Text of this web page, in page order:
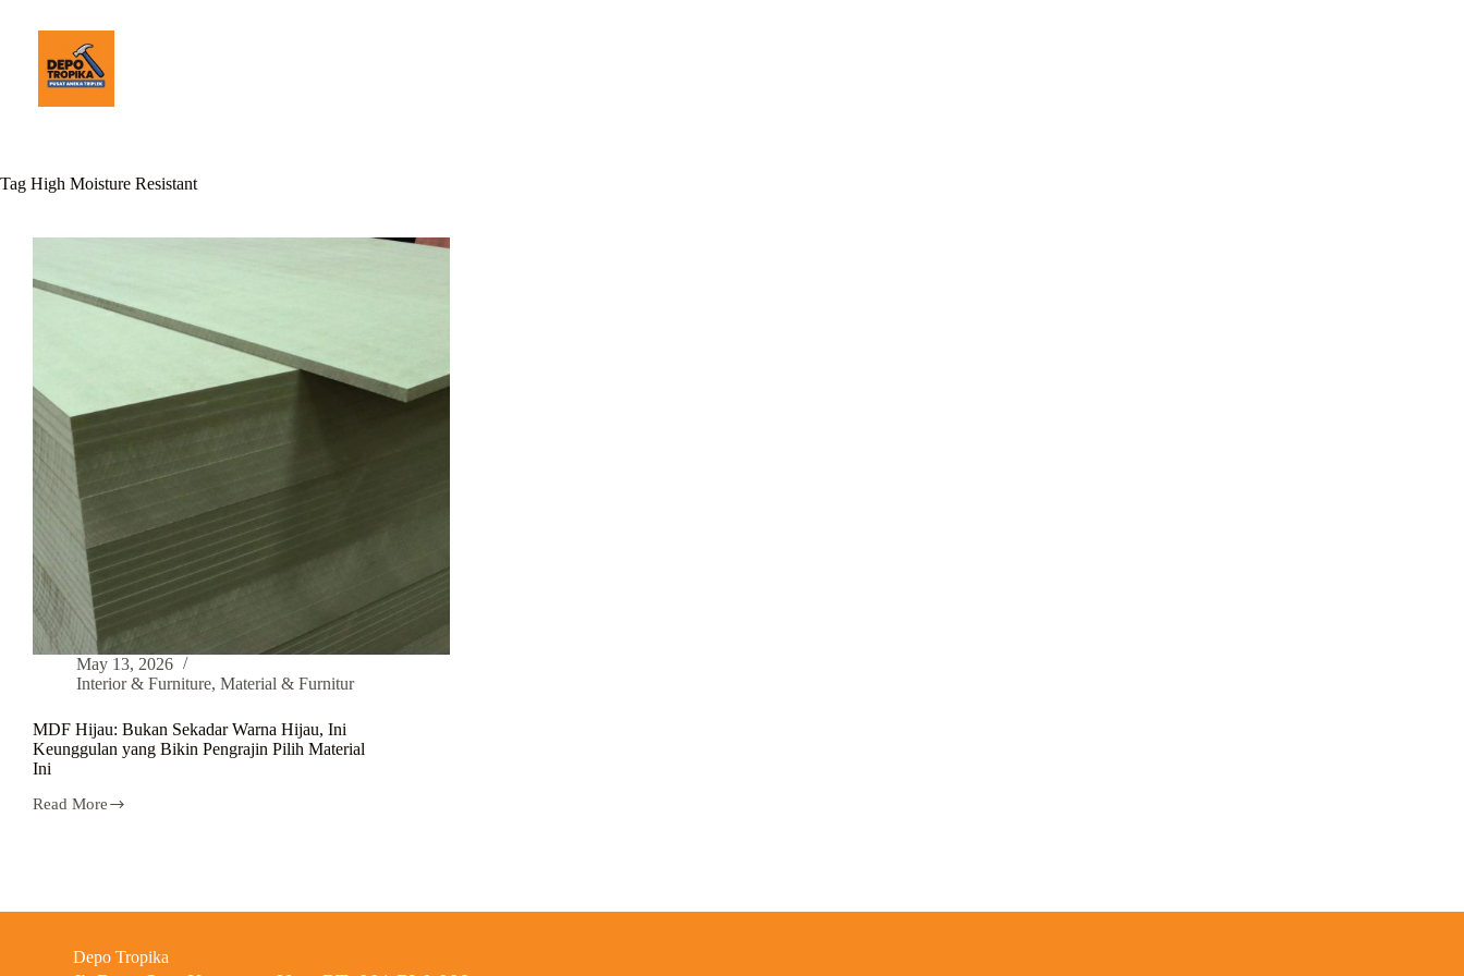
Tag High Moisture Resistant
May 13, 2026
Interior & Furniture, Material & Furnitur
MDF Hijau: Bukan Sekadar Warna Hijau, Ini
Keunggulan yang Bikin Pengrajin Pilih Material
Ini
Read More
Depo Tropika